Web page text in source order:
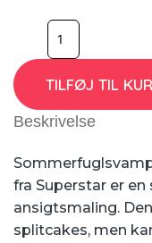
TILFØJ TIL
Beskrivelse
fra Superstar er
ansigtsmaling.
splitcakes, men